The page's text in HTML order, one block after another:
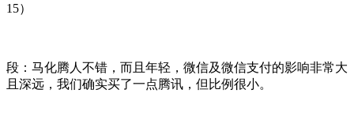
15）
段：马化腾人不错，而且年轻，微信及微信支付的影响非常大
且深远，我们确实买了一点腾讯，但比例很小。